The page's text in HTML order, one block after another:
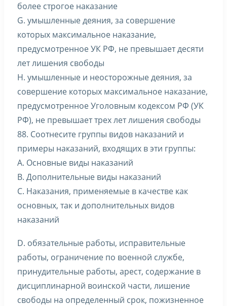
более строгое наказание
G. умышленные деяния, за совершение
которых максимальное наказание,
предусмотренное УК РФ, не превышает десяти
лет лишения свободы
H. умышленные и неосторожные деяния, за
совершение которых максимальное наказание,
предусмотренное Уголовным кодексом РФ (УК
РФ), не превышает трех лет лишения свободы
88. Соотнесите группы видов наказаний и
примеры наказаний, входящих в эти группы:
A. Основные виды наказаний
B. Дополнительные виды наказаний
C. Наказания, применяемые в качестве как
основных, так и дополнительных видов
наказаний
D. обязательные работы, исправительные
работы, ограничение по военной службе,
принудительные работы, арест, содержание в
дисциплинарной воинской части, лишение
свободы на определенный срок, пожизненное